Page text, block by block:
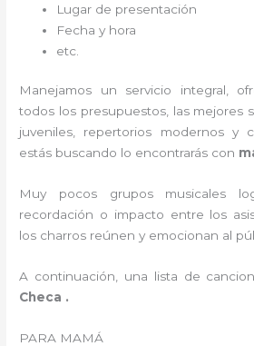
Lugar de presentación
Fecha y hora
etc.
Manejamos un servicio integral,
todos los presupuestos, las mejores
juveniles, repertorios modernos y
estás buscando lo encontrarás con
Muy pocos grupos musicales
recordación o impacto entre los
los charros reúnen y emocionan al
A continuación, una lista de
Checa .
PARA